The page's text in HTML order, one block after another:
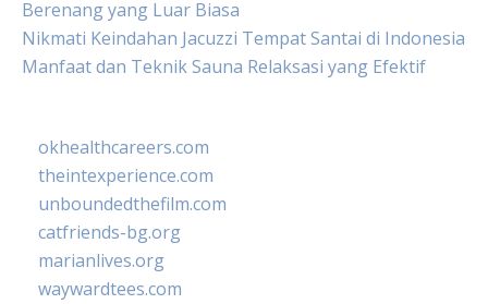
Berenang yang Luar Biasa
Nikmati Keindahan Jacuzzi Tempat Santai di Indonesia
Manfaat dan Teknik Sauna Relaksasi yang Efektif
okhealthcareers.com
theintexperience.com
unboundedthefilm.com
catfriends-bg.org
marianlives.org
waywardtees.com